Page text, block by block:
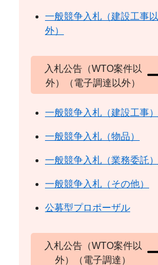
一般競争入札（建設工事以
外）
入札公告（WTO案件以
外）（電子調達以外）
一般競争入札（建設工事）
一般競争入札（物品）
一般競争入札（業務委託）
一般競争入札（その他）
公募型プロポーザル
入札公告（WTO案件以
外）（電子調達）